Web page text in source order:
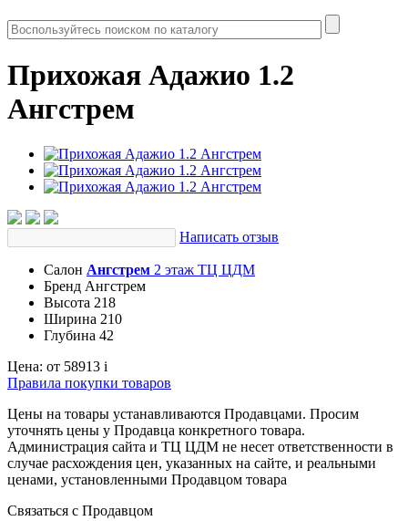
Прихожая Адажио 1.2
Ангстрем
Написать отзыв
Салон Ангстрем 2 этаж ТЦ ЦДМ
Бренд Ангстрем
Высота 218
Ширина 210
Глубина 42
Цена: от 58913 i
Правила покупки товаров
Цены на товары устанавливаются Продавцами. Просим
уточнять цены у Продавца конкретного товара.
Администрация сайта и ТЦ ЦДМ не несет ответственности в
случае расхождения цен, указанных на сайте, и реальными
ценами, установленными Продавцом товара
Связаться с Продавцом